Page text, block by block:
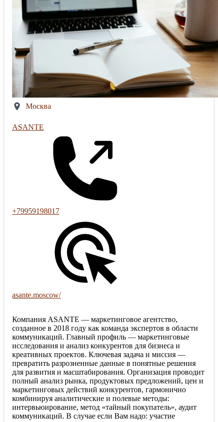
Москва
ASANTE
+79959198017
asante.moscow/
Компания ASANTE — маркетинговое агентство,
созданное в 2018 году как команда экспертов в области
коммуникаций. Главный профиль — маркетинговые
исследования и анализ конкурентов для бизнеса и
креативных проектов. Ключевая задача и миссия —
превратить разрозненные данные в понятные решения
для развития и масштабирования. Организация проводит
полный анализ рынка, продуктовых предложений, цен и
маркетинговых действий конкурентов, гармонично
комбинируя аналитические и полевые методы:
интервьюирование, метод «тайный покупатель», аудит
коммуникаций. В случае если Вам надо: участие